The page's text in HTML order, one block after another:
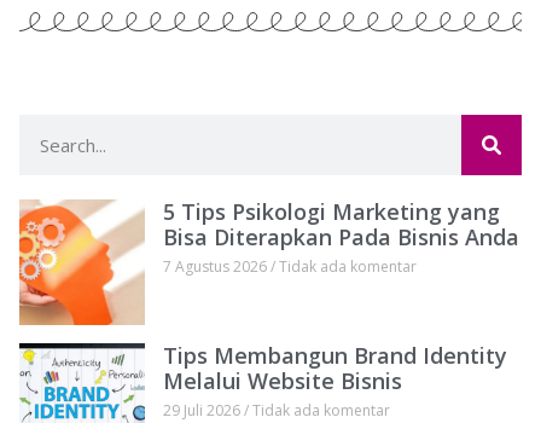
5 Tips Psikologi Marketing yang
Bisa Diterapkan Pada Bisnis Anda
7 Agustus 2026 Tidak ada komentar
Tips Membangun Brand Identity
Melalui Website Bisnis
29 Juli 2026 Tidak ada komentar